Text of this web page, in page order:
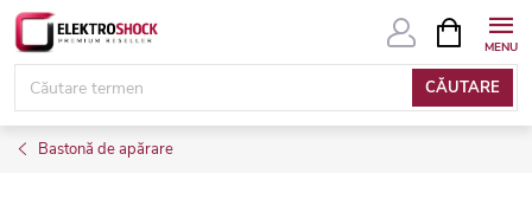
Treci
conținut
CĂUTARE
COŞ
DE
Bastonă de apărare